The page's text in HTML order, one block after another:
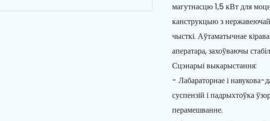
магутнасцю 1,5 кВт для
канструкцыю з нержавеючай
чысткі. Аўтаматычнае
аператара, захоўваючы
Сцэнарыі выкарыстання:
- Лабараторнае і навукова-
суспензій і падрыхтоўка
перамешванне.